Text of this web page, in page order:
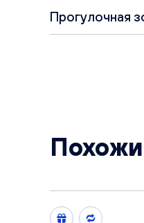
Прогулочная